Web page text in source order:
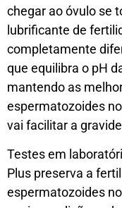
chegar ao óvulo se
lubrificante de
completamente
que equilibra o pH
mantendo as
espermatozoides
vai facilitar a
Testes em
Plus preserva a
espermatozoides